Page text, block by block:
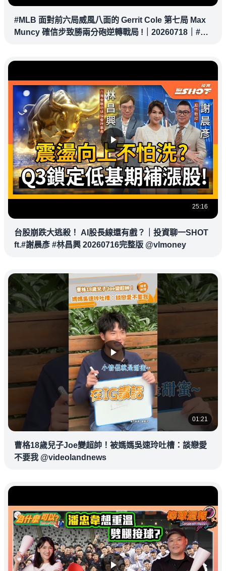
#MLB 面對前六局威風八面的 Gerrit Cole 第七局 Max
Muncy 確信步致勝兩分砲逆轉戰局 !｜20260718｜#洛
25:16
台股崩跌大逃殺！ AI股長線還有戲？｜投資聊一SHOT
ft.#謝晨彥 #林昌興 20260716完整版 @vlmoney
01:21
曹格18歲兒子Joe變超帥！被媽媽吳速玲吐槽：談戀愛
不要我 @videolandnews